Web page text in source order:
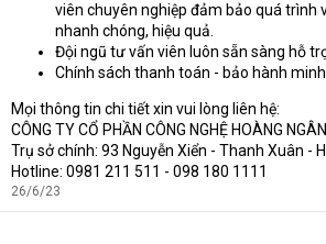
viên chuyên nghiệp đảm bảo quá trình
nhanh chóng, hiệu quả.
Đội ngũ tư vấn viên luôn sẵn sàng hỗ
Chính sách thanh toán - bảo hành
Mọi thông tin chi tiết xin vui lòng liên hệ:
CÔNG TY CỔ PHẦN CÔNG NGHỆ HOÀNG
Trụ sở chính: 93 Nguyễn Xiển - Thanh Xuân -
Hotline: 0981 211 511 - 098 180 1111
26/6/23